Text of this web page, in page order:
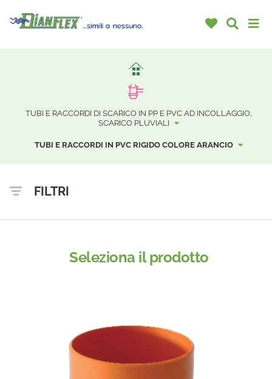
TUBI E RACCORDI DI SCARICO IN PP E PVC AD INCOLLAGGIO,
SCARICO PLUVIALI
TUBI E RACCORDI IN PVC RIGIDO COLORE ARANCIO
FILTRI
Seleziona il prodotto